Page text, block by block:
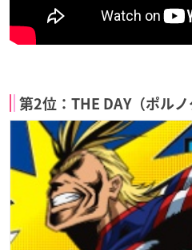
第2位：THE DAY（ポル